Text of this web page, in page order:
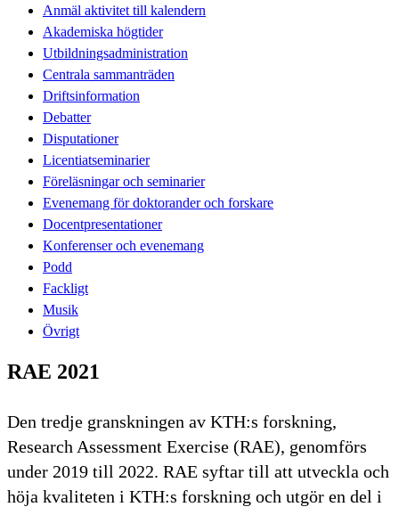
Anmäl aktivitet till kalendern
Akademiska högtider
Utbildningsadministration
Centrala sammanträden
Driftsinformation
Debatter
Disputationer
Licentiatseminarier
Föreläsningar och seminarier
Evenemang för doktorander och forskare
Docentpresentationer
Konferenser och evenemang
Podd
Fackligt
Musik
Övrigt
RAE 2021
Den tredje granskningen av KTH:s forskning,
Research Assessment Exercise (RAE), genomförs
under 2019 till 2022. RAE syftar till att utveckla och
höja kvaliteten i KTH:s forskning och utgör en del i